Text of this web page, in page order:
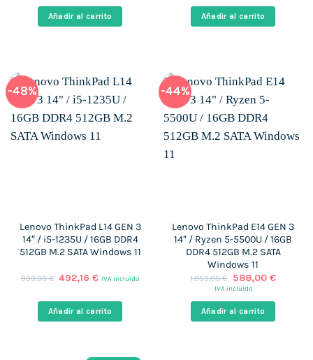
original
era:
actual
es:
Añadir al carrito
original
era:
actual
es:
Añadir al carrito
-48%
Lenovo ThinkPad L14 GEN 3
14″ / i5-1235U / 16GB DDR4
512GB M.2 SATA Windows 11
939,00€ El
era:
939,00 €.
492,16€El
es:
492,16 €.
IVA incluido
Añadir al carrito
-44%
Lenovo ThinkPad E14 GEN 3
14″ / Ryzen 5-5500U / 16GB
DDR4 512GB M.2 SATA
Windows 11
1.059,00€
El
precio
era:
1.059,00 €.
588,00 €El
es:
IVA incluido
Añadir al carrito